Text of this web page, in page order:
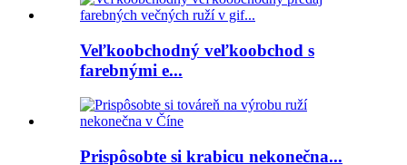
Veľkoobchodný veľkoobchod s
farebnými e...
Prispôsobte si krabicu nekonečna...